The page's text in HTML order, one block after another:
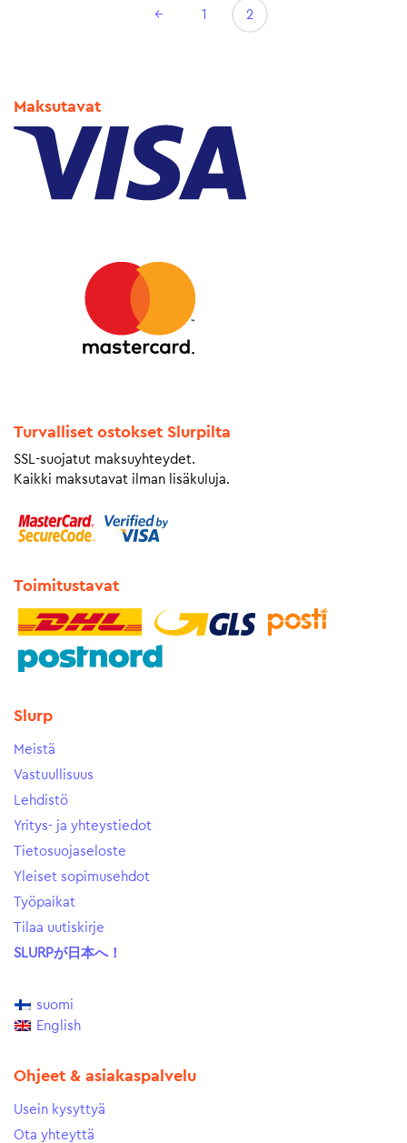
← 1 2
Maksutavat
Turvalliset ostokset Slurpilta
SSL-suojatut maksuyhteydet.
Kaikki maksutavat ilman lisäkuluja.
Toimitustavat
Slurp
Meistä
Vastuullisuus
Lehdistö
Yritys- ja yhteystiedot
Tietosuojaseloste
Yleiset sopimusehdot
Työpaikat
Tilaa uutiskirje
SLURPが日本へ！
suomi
English
Ohjeet & asiakaspalvelu
Usein kysyttyä
Ota yhteyttä